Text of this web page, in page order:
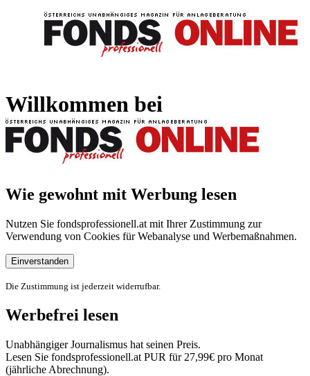
Willkommen bei
Wie gewohnt mit Werbung lesen
Nutzen Sie fondsprofessionell.at mit Ihrer Zustimmung zur
Verwendung von Cookies für Webanalyse und Werbemaßnahmen.
Einverstanden
Die Zustimmung ist jederzeit widerrufbar.
Werbefrei lesen
Unabhängiger Journalismus hat seinen Preis.
Lesen Sie fondsprofessionell.at PUR für 27,99€ pro Monat
(jährliche Abrechnung).